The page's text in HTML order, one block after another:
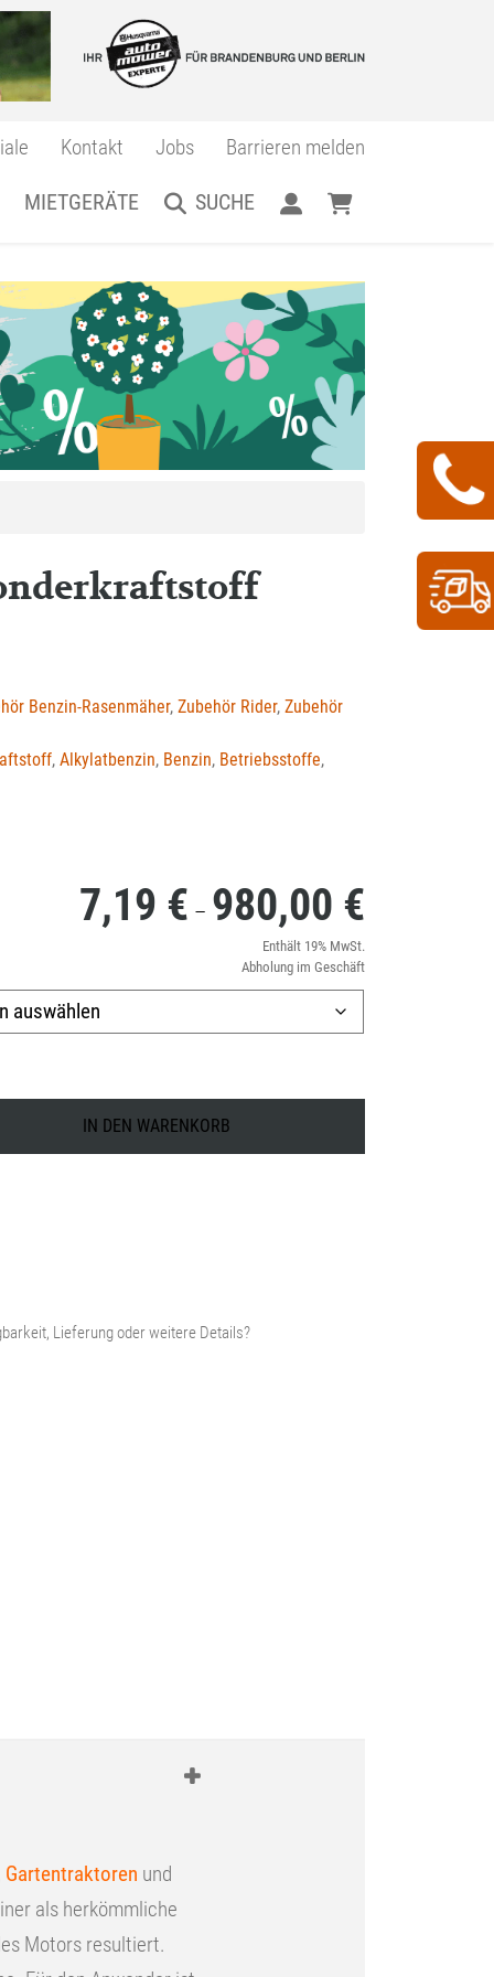
Kontakt Jobs Barrieren melden
MIETGERÄTE SUCHE
Benzin-Rasenmäher, Zubehör Rider, Zubehör
, Alkylatbenzin, Benzin, Betriebsstoffe,
7,19 € – 980,00 €
bis
Enthält 19% MwSt.
Abholung im Geschäft
IN DEN WARENKORB
Lieferung oder weitere Details?
Gartentraktoren und
als herkömmliche
Motors resultiert.